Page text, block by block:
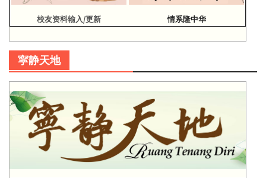
校友资料输入/更新 情系隆中华
寜静天地